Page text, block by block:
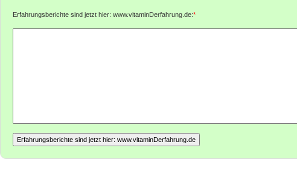
Erfahrungsberichte sind jetzt hier: www.vitaminDerfahrung.de:*